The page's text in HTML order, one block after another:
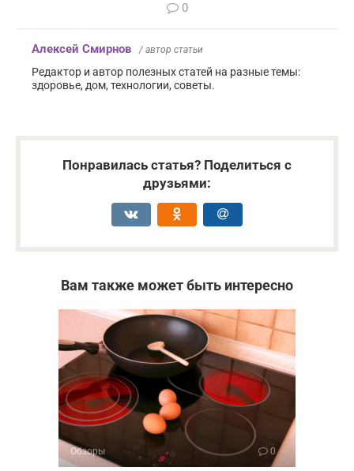
0
Алексей Смирнов / автор статьи
Редактор и автор полезных статей на разные темы:
здоровье, дом, технологии, советы.
Понравилась статья? Поделиться с
друзьями:
Вам также может быть интересно
Обзоры 0